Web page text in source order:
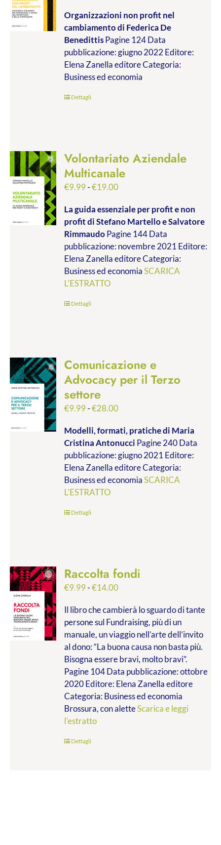
prezzo:
da
€9.99
a
€17.00
Organizzazioni non profit nel
cambiamentodi Federica De
BenedittisPagine 124 Data
pubblicazione: giugno 2022 Editore:
Elena Zanella editore Categoria:
Business ed economia
Dettagli
Volontariato Aziendale
Multicanale
€9.99-€19.00Fascia
prezzo:
da
€9.99
a
€19.00
La guida essenziale per profit e non
profitdi Stefano Martello e Salvatore
RimmaudoPagine 144 Data
pubblicazione: novembre 2021 Editore:
Elena Zanella editore Categoria:
Business ed economiaSCARICA
L'ESTRATTO
Dettagli
Comunicazione e
Advocacy per il Terzo
settore
€9.99-€28.00Fascia
prezzo:
da
€9.99
a
€28.00
Modelli, formati, pratichedi Maria
Cristina Antonucci Pagine 240 Data
pubblicazione: giugno 2021 Editore:
Elena Zanella editore Categoria:
Business ed economiaSCARICA
L'ESTRATTO
Dettagli
Raccolta fondi
€9.99-€14.00Fascia
prezzo:
da
€9.99
a
€14.00
Il libro che cambierà lo sguardo di tante
persone sul Fundraising, più di un
manuale, un viaggio nell’arte dell’invito
al dono: “La buona causa non basta più.
Bisogna essere bravi, molto bravi”.
Pagine 104 Data pubblicazione: ottobre
2020 Editore: Elena Zanella editore
Categoria: Business ed economia
Brossura, con aletteScarica e leggi
l'estratto
Dettagli